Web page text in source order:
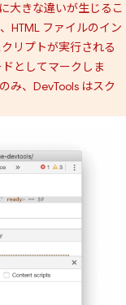
大きな違いが生じるこ
HTML ファイルのイン
リプトが実行される
としてマークしま
み、DevTools はスク